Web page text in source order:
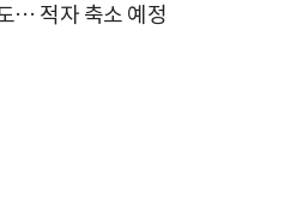
… 적자 축소 예정